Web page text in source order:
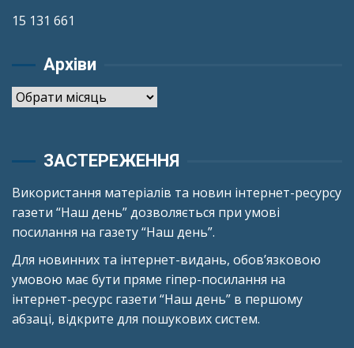
15 131 661
Архіви
Архіви
ЗАСТЕРЕЖЕННЯ
Використання матеріалів та новин інтернет-ресурсу
газети “Наш день” дозволяється при умові
посилання на газету “Наш день”.
Для новинних та інтернет-видань, обов’язковою
умовою має бути пряме гіпер-посилання на
інтернет-ресурс газети “Наш день” в першому
абзаці, відкрите для пошукових систем.